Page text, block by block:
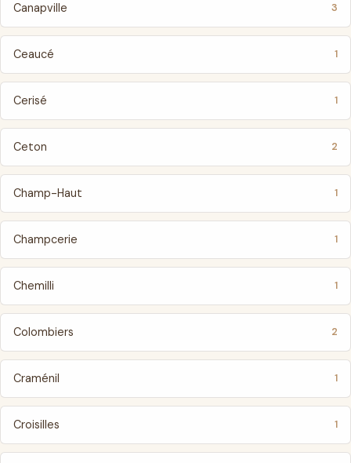
Canapville 3
Ceaucé 1
Cerisé 1
Ceton 2
Champ-Haut 1
Champcerie 1
Chemilli 1
Colombiers 2
Craménil 1
Croisilles 1